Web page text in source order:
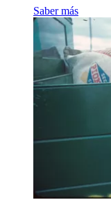
Saber más